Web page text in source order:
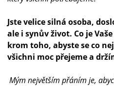
Jste velice silná osoba,
ale i synův život. Co je
krom toho, abyste se co
všichni moc přejeme a
Mým největším přáním je,